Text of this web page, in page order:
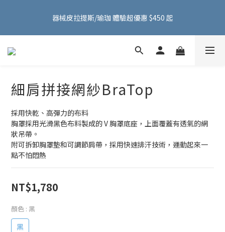
～
器械皮拉提斯/瑜珈 體驗超優惠 $450 起
FMA ACTIVE 服飾首購 599 元免運費！加入會員贈 100 元購物金
細肩拼接網紗BraTop
採用快乾、高彈力的布料
胸罩採用光滑黑色布料製成的 V 胸罩底座，上面覆蓋有透氣的網
狀吊帶。
附可拆卸胸罩墊和可調節肩帶，採用快速排汗技術，運動起來一
點不怕悶熱
NT$1,780
顏色 : 黑
黑